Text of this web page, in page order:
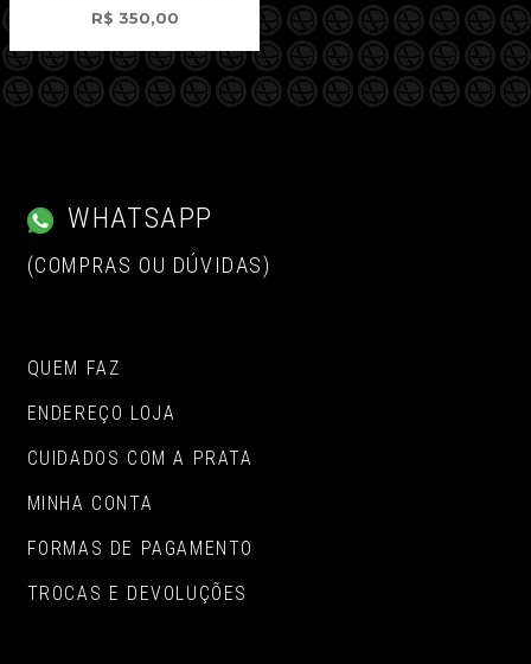
R$ 350,00
WHATSAPP
(COMPRAS OU DÚVIDAS)
QUEM FAZ
ENDEREÇO LOJA
CUIDADOS COM A PRATA
MINHA CONTA
FORMAS DE PAGAMENTO
TROCAS E DEVOLUÇÕES